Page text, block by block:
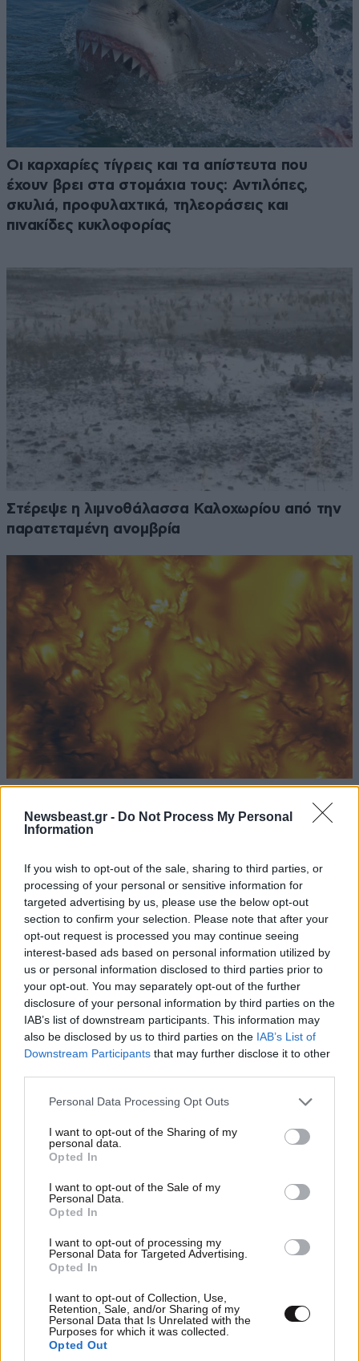
Newsbeast.gr - Do Not Process My Personal
Information
If you wish to opt-out of the sale, sharing to third parties, or
processing of your personal or sensitive information for
targeted advertising by us, please use the below opt-out
section to confirm your selection. Please note that after your
opt-out request is processed you may continue seeing
interest-based ads based on personal information utilized by
us or personal information disclosed to third parties prior to
your opt-out. You may separately opt-out of the further
disclosure of your personal information by third parties on the
IAB’s list of downstream participants. This information may
also be disclosed by us to third parties on the IAB’s List of
Downstream Participants that may further disclose it to other
Please note that this website/app uses one or more Google
not limited to your visit or usage behaviour. You may click to
grant or deny consent to Google and its third-party tags to
use your data for below specified purposes in below Google
consent section.
Personal Data Processing Opt Outs
I want to opt-out of the Sharing of my
personal data.
Opted In
I want to opt-out of the Sale of my
Personal Data.
Opted In
I want to opt-out of processing my
Personal Data for Targeted Advertising.
Opted In
I want to opt-out of Collection, Use,
Retention, Sale, and/or Sharing of my
Personal Data that Is Unrelated with the
Purposes for which it was collected.
Opted Out
Οι καρχαρίες τίγρεις και τα απίστευτα που
έχουν βρει στα στομάχια τους: Αντιλόπες,
σκυλιά, προφυλαχτικά, τηλεοράσεις και
πινακίδες κυκλοφορίας
Στέρεψε η λιμνοθάλασσα Καλοχωρίου από την
παρατεταμένη ανομβρία
Βίντεο από τις μικροσκοπικές δίνες στην
επιφάνεια
κακοποιημένες χελώνες στη Θεσσαλονίκη